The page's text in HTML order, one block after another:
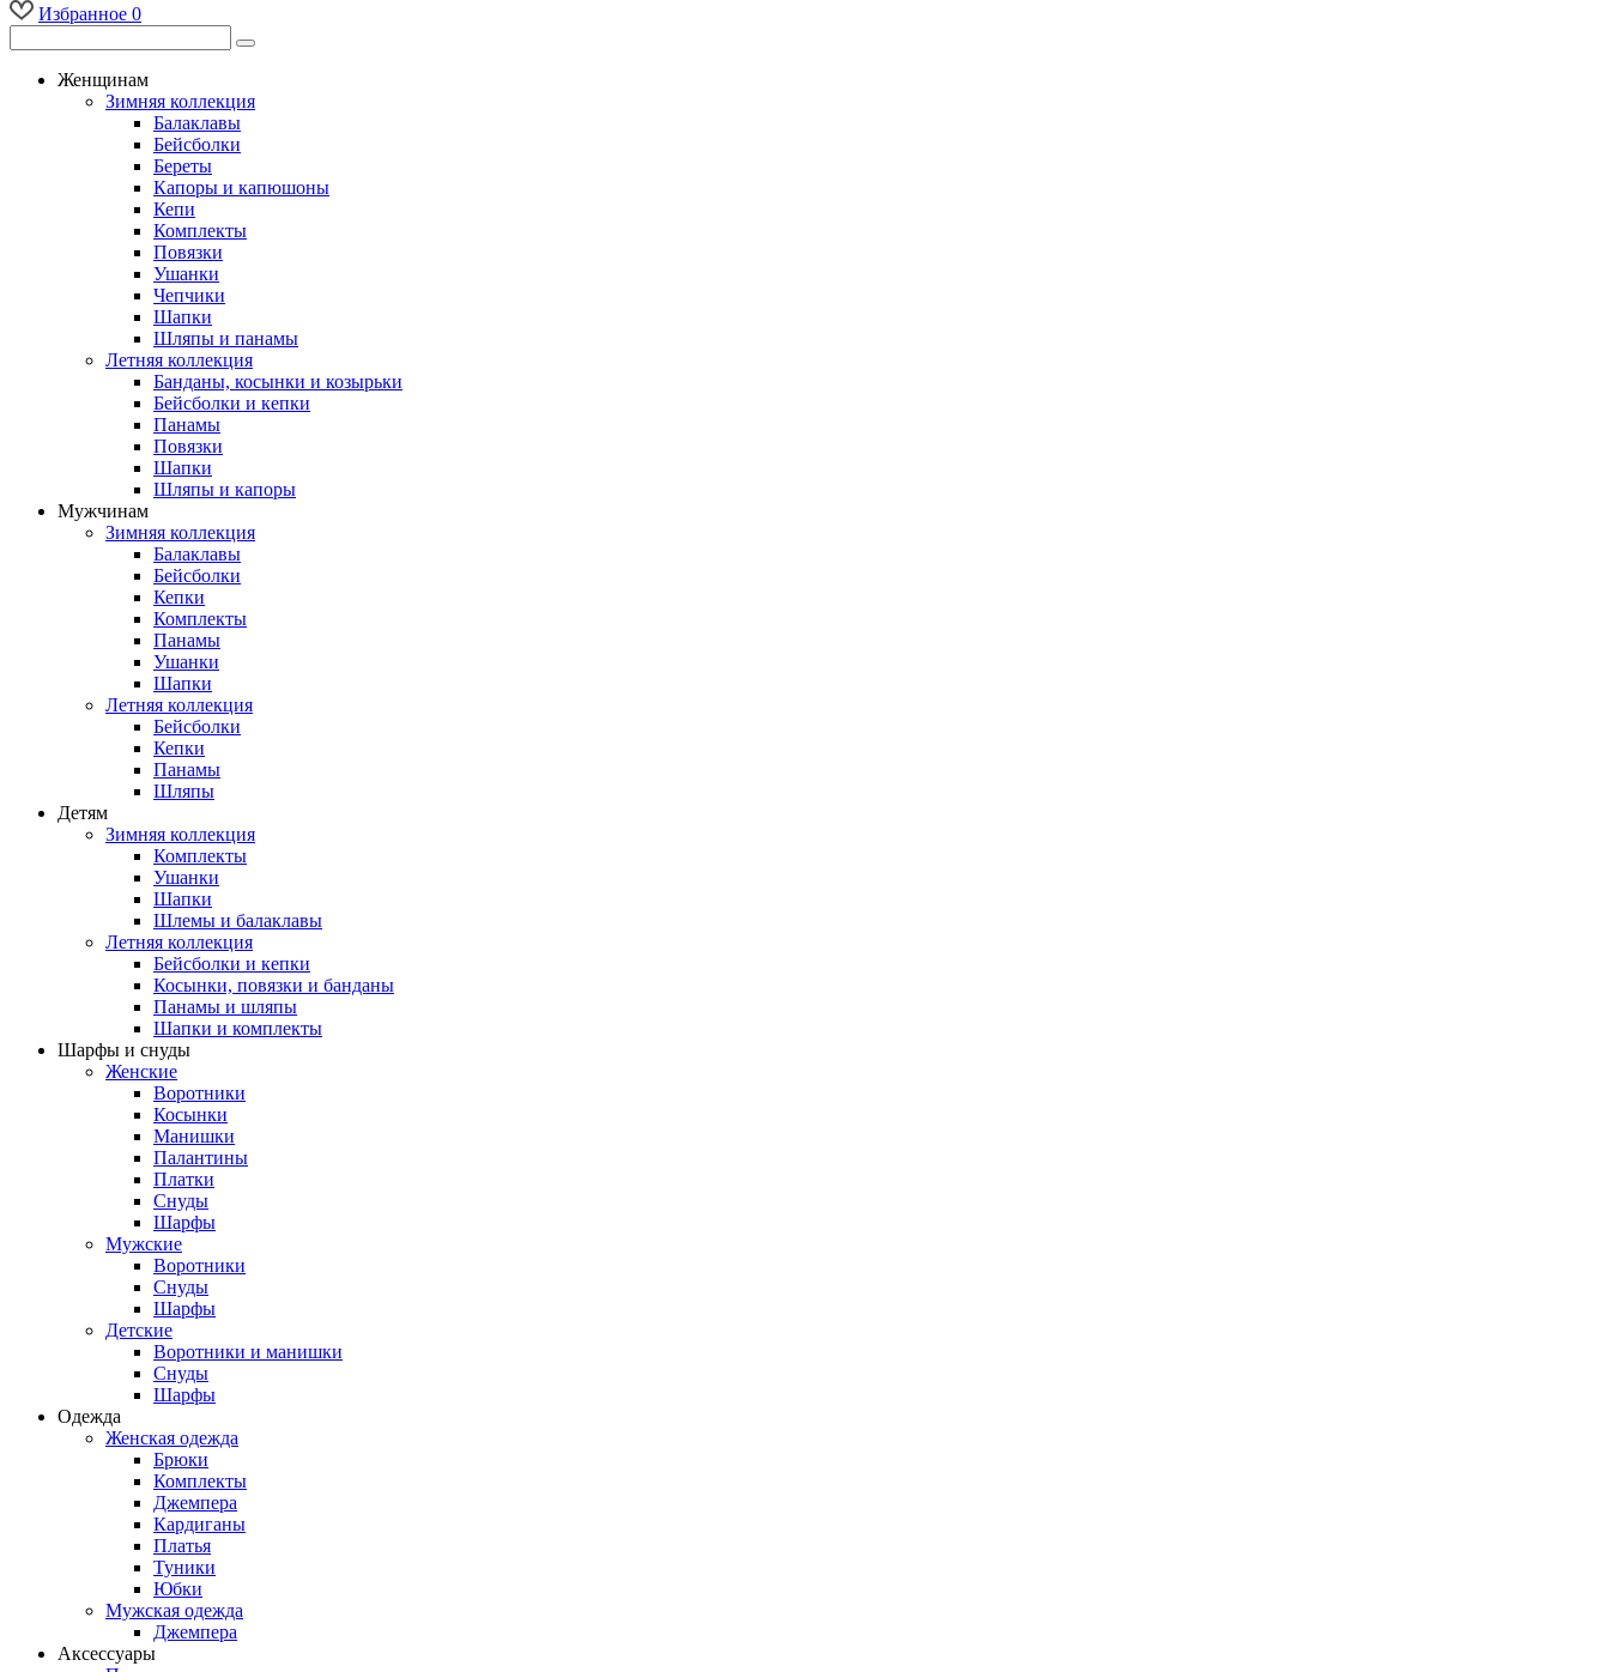
Избранное 0
Женщинам
Зимняя коллекция
Балаклавы
Бейсболки
Береты
Капоры и капюшоны
Кепи
Комплекты
Повязки
Ушанки
Чепчики
Шапки
Шляпы и панамы
Летняя коллекция
Банданы, косынки и козырьки
Бейсболки и кепки
Панамы
Повязки
Шапки
Шляпы и капоры
Мужчинам
Зимняя коллекция
Балаклавы
Бейсболки
Кепки
Комплекты
Панамы
Ушанки
Шапки
Летняя коллекция
Бейсболки
Кепки
Панамы
Шляпы
Детям
Зимняя коллекция
Комплекты
Ушанки
Шапки
Шлемы и балаклавы
Летняя коллекция
Бейсболки и кепки
Косынки, повязки и банданы
Панамы и шляпы
Шапки и комплекты
Шарфы и снуды
Женские
Воротники
Косынки
Манишки
Палантины
Платки
Снуды
Шарфы
Мужские
Воротники
Снуды
Шарфы
Детские
Воротники и манишки
Снуды
Шарфы
Одежда
Женская одежда
Брюки
Комплекты
Джемпера
Кардиганы
Платья
Туники
Юбки
Мужская одежда
Джемпера
Аксессуары